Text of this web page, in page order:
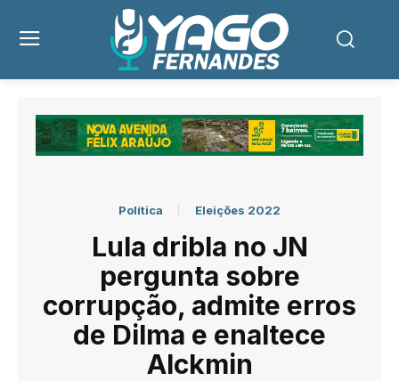
Política Eleições 2022
Lula dribla no JN
pergunta sobre
corrupção, admite erros
de Dilma e enaltece
Alckmin